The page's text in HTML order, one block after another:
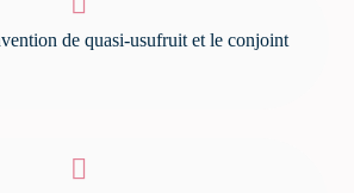
de quasi-usufruit et le conjoint